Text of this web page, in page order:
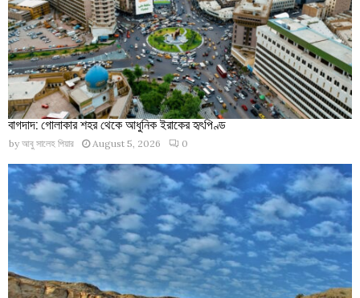
বাগদাদ: গোলাকার শহর থেকে আধুনিক ইরাকের হৃৎপিণ্ড
by আবু সালেহ পিয়ার August 5, 2026 0